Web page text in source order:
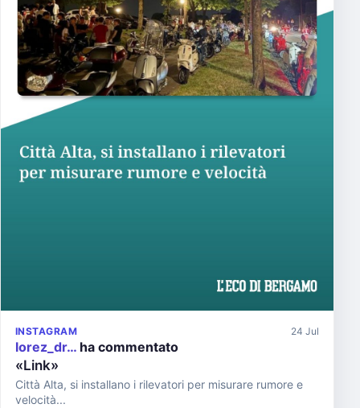
INSTAGRAM 24 Jul
lorez_dr… ha commentato
«Link»
Città Alta, si installano i rilevatori per misurare rumore e
velocità...